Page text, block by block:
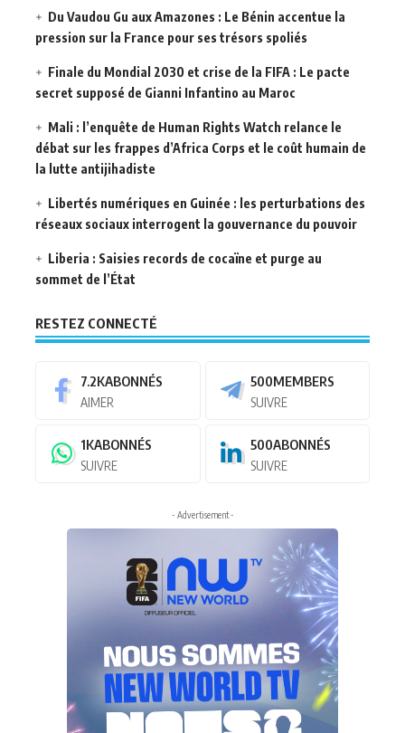
Du Vaudou Gu aux Amazones : Le Bénin accentue la
pression sur la France pour ses trésors spoliés
Finale du Mondial 2030 et crise de la FIFA : Le pacte
secret supposé de Gianni Infantino au Maroc
Mali : l’enquête de Human Rights Watch relance le
débat sur les frappes d’Africa Corps et le coût humain de
la lutte antijihadiste
Libertés numériques en Guinée : les perturbations des
réseaux sociaux interrogent la gouvernance du pouvoir
Liberia : Saisies records de cocaïne et purge au
sommet de l’État
RESTEZ CONNECTÉ
7.2KABONNÉS
AIMER
500MEMBERS
SUIVRE
1KABONNÉS
SUIVRE
500ABONNÉS
SUIVRE
- Advertisement -